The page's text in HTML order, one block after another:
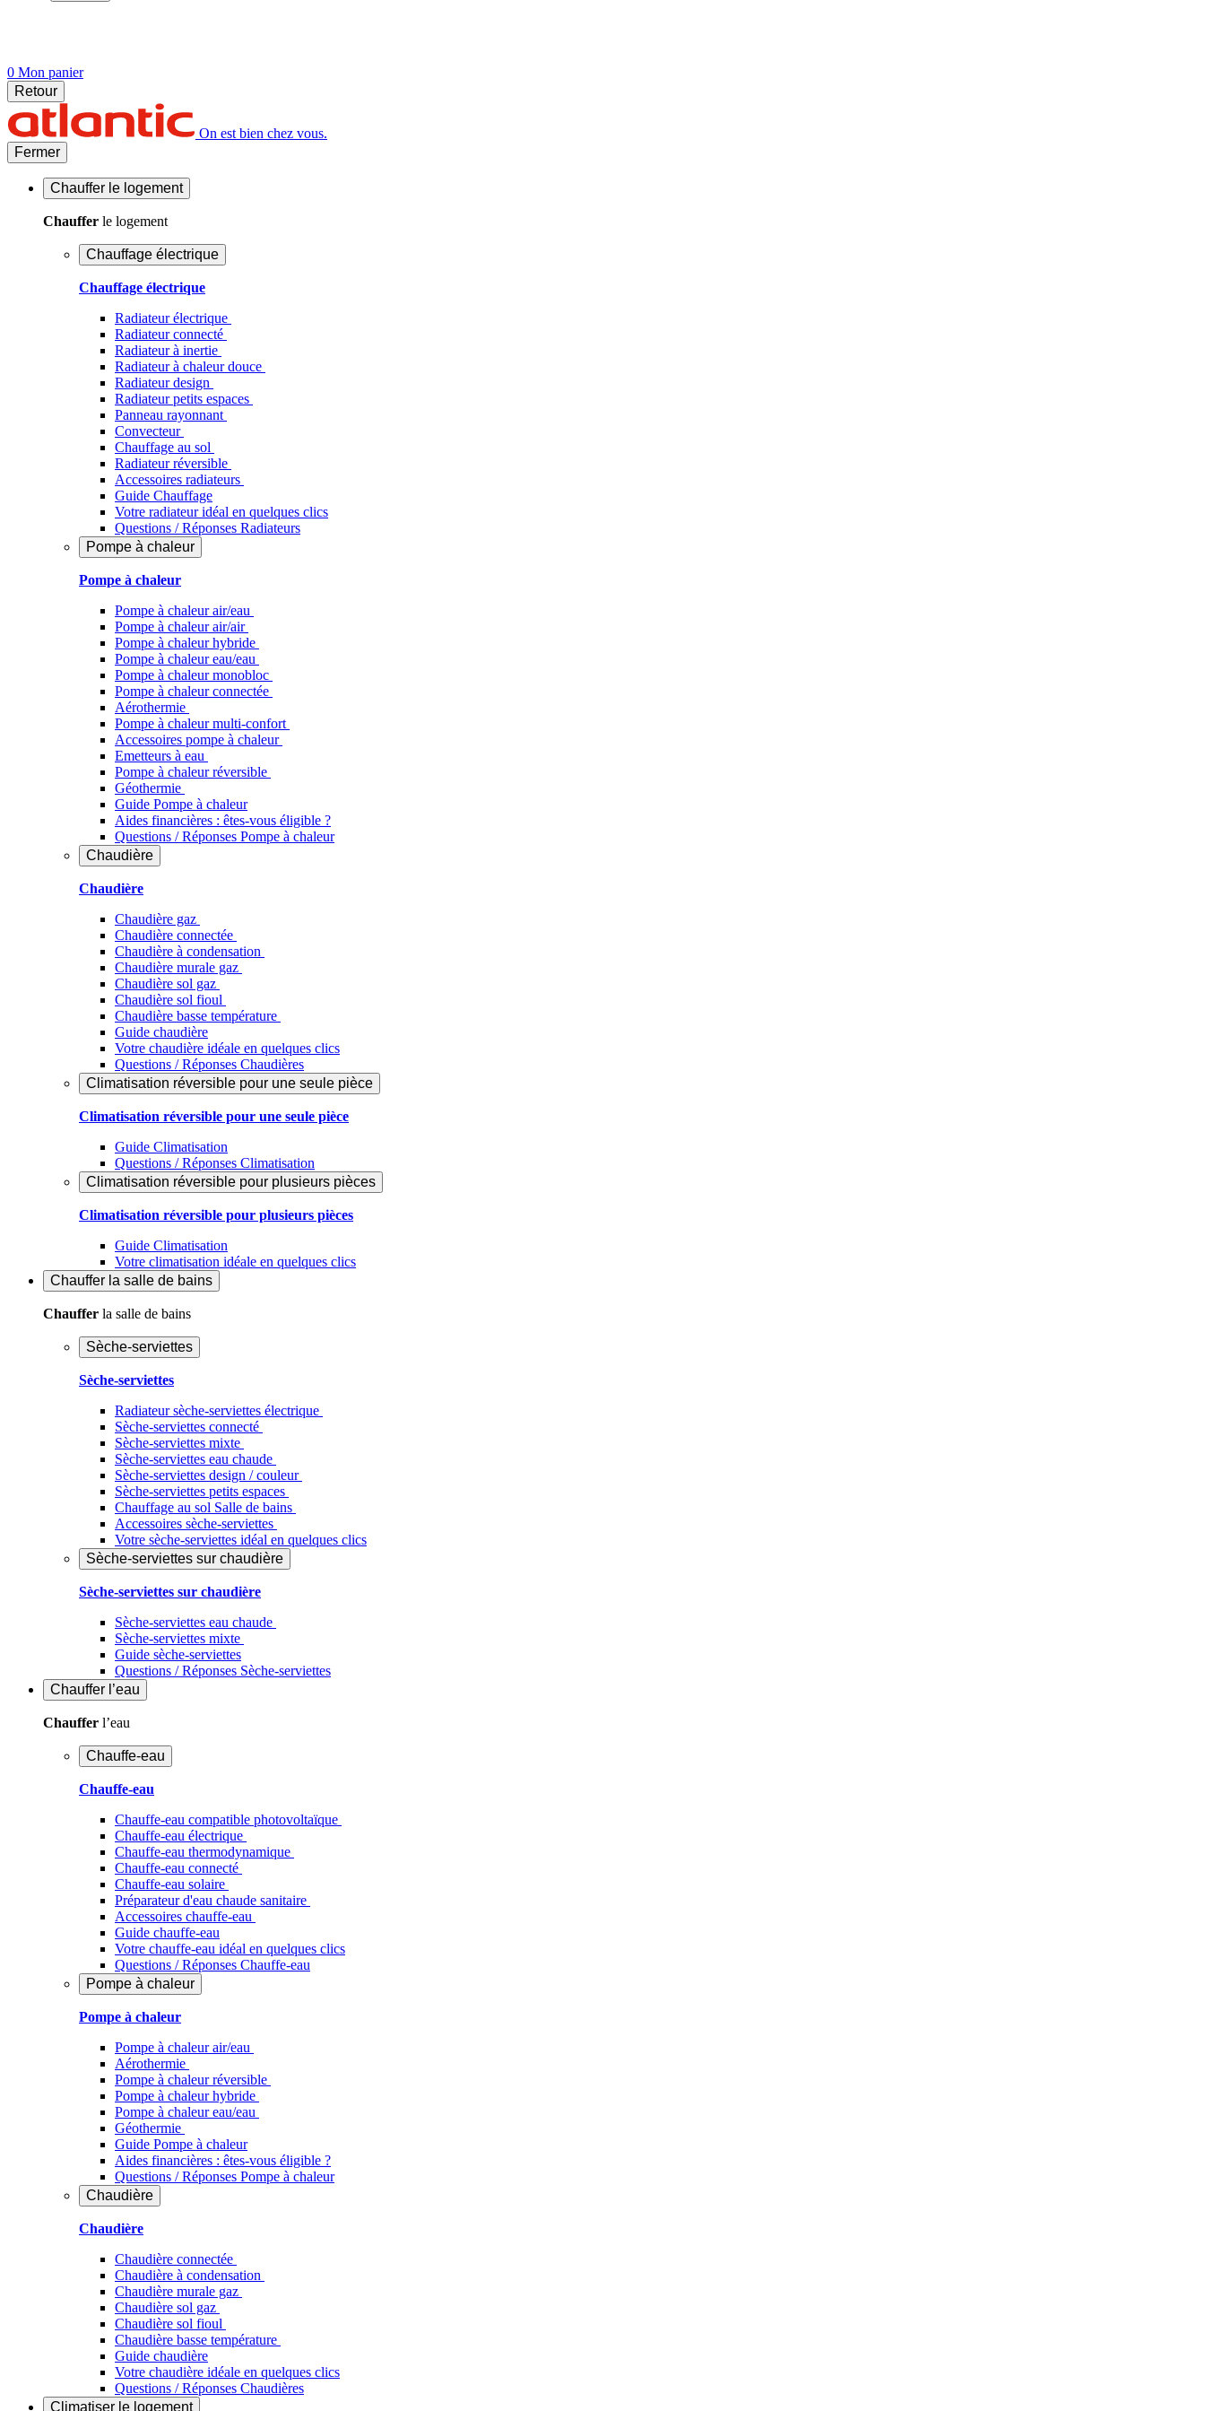
0 Mon panier
Retour
On est bien chez vous.
Fermer
Chauffer le logement
Chauffer le logement
Chauffage électrique
Chauffage électrique
Radiateur électrique
Radiateur connecté
Radiateur à inertie
Radiateur à chaleur douce
Radiateur design
Radiateur petits espaces
Panneau rayonnant
Convecteur
Chauffage au sol
Radiateur réversible
Accessoires radiateurs
Guide Chauffage
Votre radiateur idéal en quelques clics
Questions / Réponses Radiateurs
Pompe à chaleur
Pompe à chaleur
Pompe à chaleur air/eau
Pompe à chaleur air/air
Pompe à chaleur hybride
Pompe à chaleur​ eau/eau
Pompe à chaleur monobloc
Pompe à chaleur connectée
Aérothermie
Pompe à chaleur multi-confort
Accessoires pompe à chaleur
Emetteurs à eau
Pompe à chaleur réversible
Géothermie
Guide Pompe à chaleur
Aides financières : êtes-vous éligible ?
Questions / Réponses Pompe à chaleur
Chaudière
Chaudière
Chaudière gaz
Chaudière connectée
Chaudière à condensation
Chaudière murale gaz
Chaudière sol gaz
Chaudière sol fioul
Chaudière basse température
Guide chaudière
Votre chaudière idéale en quelques clics
Questions / Réponses Chaudières
Climatisation réversible pour une seule pièce
Climatisation réversible pour une seule pièce
Guide Climatisation
Questions / Réponses Climatisation
Climatisation réversible pour plusieurs pièces
Climatisation réversible pour plusieurs pièces
Guide Climatisation
Votre climatisation idéale en quelques clics
Chauffer la salle de bains
Chauffer la salle de bains
Sèche-serviettes
Sèche-serviettes
Radiateur sèche-serviettes électrique
Sèche-serviettes connecté
Sèche-serviettes mixte
Sèche-serviettes eau chaude
Sèche-serviettes design / couleur
Sèche-serviettes petits espaces
Chauffage au sol Salle de bains
Accessoires sèche-serviettes
Votre sèche-serviettes idéal en quelques clics
Sèche-serviettes sur chaudière
Sèche-serviettes sur chaudière
Sèche-serviettes eau chaude
Sèche-serviettes mixte
Guide sèche-serviettes
Questions / Réponses Sèche-serviettes
Chauffer l’eau
Chauffer l’eau
Chauffe-eau
Chauffe-eau
Chauffe-eau compatible photovoltaïque
Chauffe-eau électrique
Chauffe-eau thermodynamique
Chauffe-eau connecté
Chauffe-eau solaire
Préparateur d'eau chaude sanitaire
Accessoires chauffe-eau
Guide chauffe-eau
Votre chauffe-eau idéal en quelques clics
Questions / Réponses Chauffe-eau
Pompe à chaleur
Pompe à chaleur
Pompe à chaleur air/eau
Aérothermie
Pompe à chaleur réversible
Pompe à chaleur hybride
Pompe à chaleur​ eau/eau
Géothermie
Guide Pompe à chaleur
Aides financières : êtes-vous éligible ?
Questions / Réponses Pompe à chaleur
Chaudière
Chaudière
Chaudière connectée
Chaudière à condensation
Chaudière murale gaz
Chaudière sol gaz
Chaudière sol fioul
Chaudière basse température
Guide chaudière
Votre chaudière idéale en quelques clics
Questions / Réponses Chaudières
Climatiser le logement